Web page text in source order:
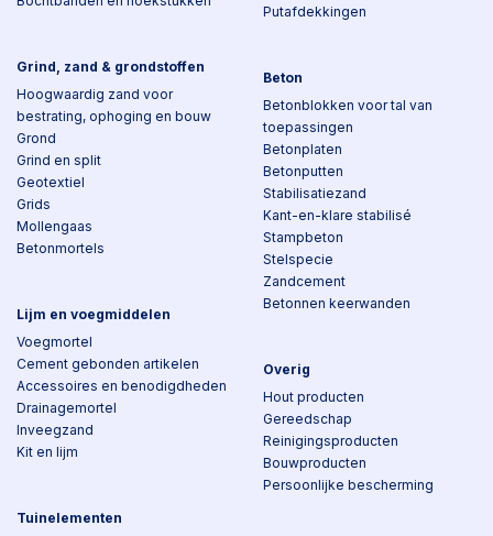
Grind, zand & grondstoffen
Hoogwaardig zand voor
bestrating, ophoging en bouw
Grond
Grind en split
Geotextiel
Grids
Mollengaas
Betonmortels
Lijm en voegmiddelen
Voegmortel
Cement gebonden artikelen
Accessoires en benodigdheden
Drainagemortel
Inveegzand
Kit en lijm
Tuinelementen
Putafdekkingen
Beton
Betonblokken voor tal van
toepassingen
Betonplaten
Betonputten
Stabilisatiezand
Kant-en-klare stabilisé
Stampbeton
Stelspecie
Zandcement
Betonnen keerwanden
Overig
Hout producten
Gereedschap
Reinigingsproducten
Bouwproducten
Persoonlijke bescherming